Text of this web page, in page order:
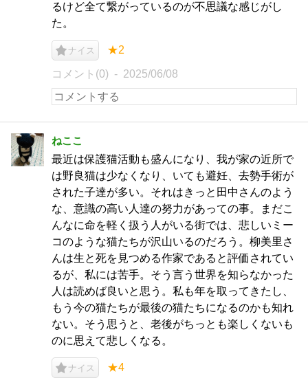
るけど全て繋がっているのが不思議な感じがし
た。
ナイス ★2
コメント(0) 2025/06/08
ねここ
最近は保護猫活動も盛んになり、我が家の近所で
は野良猫は少なくなり、いても避妊、去勢手術が
された子達が多い。それはきっと田中さんのよう
な、意識の高い人達の努力があっての事。まだこ
んなに命を軽く扱う人がいる街では、悲しいミー
コのような猫たちが沢山いるのだろう。柳美里さ
んは生と死を見つめる作家であると評価されてい
るが、私には苦手。そう言う世界を知らなかった
人は読めば良いと思う。私も年を取ってきたし、
もう今の猫たちが最後の猫たちになるのかも知れ
ない。そう思うと、老後がちっとも楽しくないも
のに思えて悲しくなる。
ナイス ★4